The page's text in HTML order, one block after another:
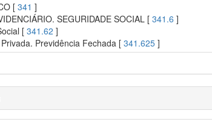
[341 ]
SEGURIDADE SOCIAL [341.6 ]
[341.62 ]
Previdência Fechada [341.625 ]